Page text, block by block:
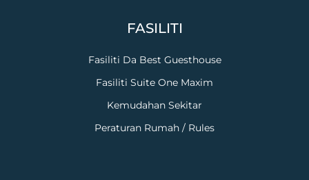
FASILITI
Fasiliti Da Best Guesthouse
Fasiliti Suite One Maxim
Kemudahan Sekitar
Peraturan Rumah / Rules